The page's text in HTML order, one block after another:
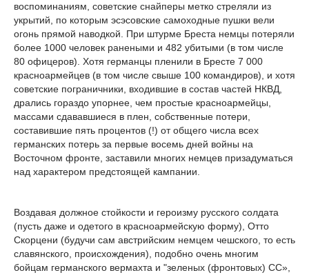
воспоминаниям, советские снайперы метко стреляли из
укрытий, по которым эсэсовские самоходные пушки вели
огонь прямой наводкой. При штурме Бреста немцы потеряли
более 1000 человек ранеными и 482 убитыми (в том числе
80 офицеров). Хотя германцы пленили в Бресте 7 000
красноармейцев (в том числе свыше 100 командиров), и хотя
советские пограничники, входившие в состав частей НКВД,
дрались гораздо упорнее, чем простые красноармейцы,
массами сдававшиеся в плен, собственные потери,
составившие пять процентов (!) от общего числа всех
германских потерь за первые восемь дней войны на
Восточном фронте, заставили многих немцев призадуматься
над характером предстоящей кампании.
Воздавая должное стойкости и героизму русского солдата
(пусть даже и одетого в красноармейскую форму), Отто
Скорцени (будучи сам австрийским немцем чешского, то есть
славянского, происхождения), подобно очень многим
бойцам германского вермахта и "зеленых (фронтовых) СС»,